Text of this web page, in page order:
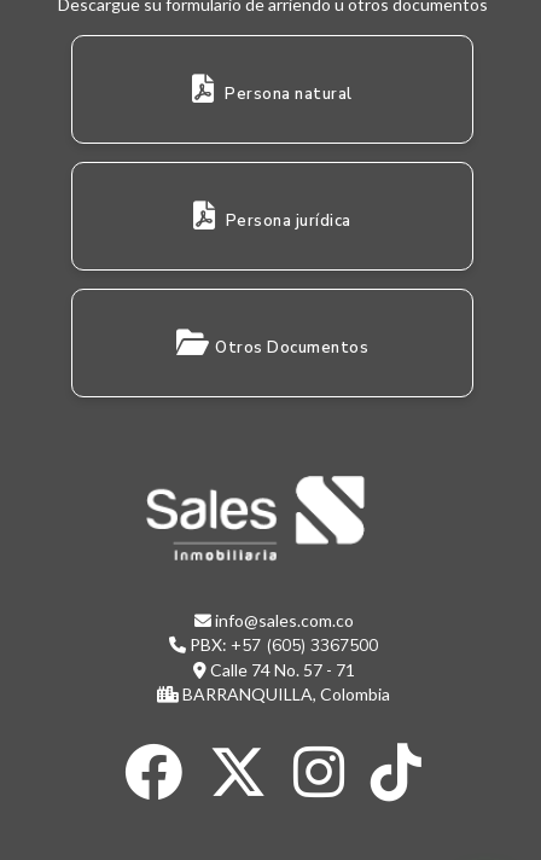
Persona natural
Persona jurídica
Otros Documentos
info@sales.com.co
PBX: +57 (605) 3367500
Calle 74 No. 57 - 71
BARRANQUILLA, Colombia